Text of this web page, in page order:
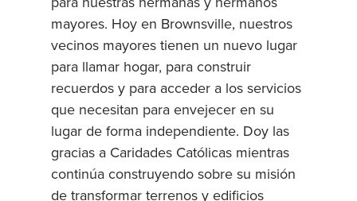
para nuestras hermanas y hermanos
mayores. Hoy en Brownsville, nuestros
vecinos mayores tienen un nuevo lugar
para llamar hogar, para construir
recuerdos y para acceder a los servicios
que necesitan para envejecer en su
lugar de forma independiente. Doy las
gracias a Caridades Católicas mientras
continúa construyendo sobre su misión
de transformar terrenos y edificios